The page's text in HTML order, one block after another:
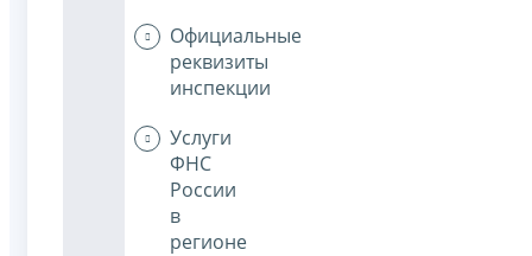
Официальные
реквизиты
инспекции
Услуги
ФНС
России
в
регионе